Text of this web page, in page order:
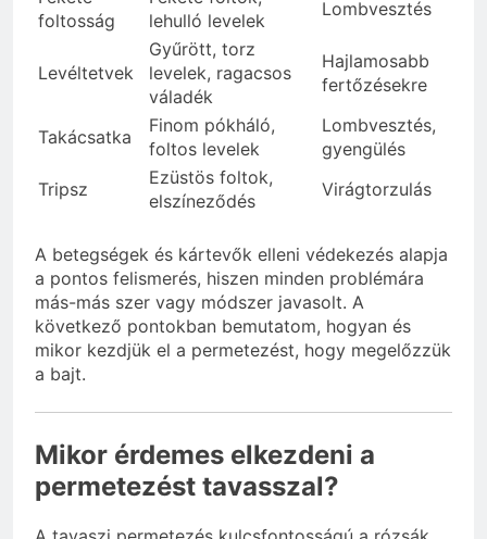
foltosság
lehulló levelek
Lombvesztés
Levéltetvek
Gyűrött, torz
levelek, ragacsos
váladék
Hajlamosabb
fertőzésekre
Takácsatka
Finom pókháló,
foltos levelek
Lombvesztés,
gyengülés
Tripsz
Ezüstös foltok,
elszíneződés
Virágtorzulás
A betegségek és kártevők elleni védekezés alapja
a pontos felismerés, hiszen minden problémára
más-más szer vagy módszer javasolt. A
következő pontokban bemutatom, hogyan és
mikor kezdjük el a permetezést, hogy megelőzzük
a bajt.
Mikor érdemes elkezdeni a
permetezést tavasszal?